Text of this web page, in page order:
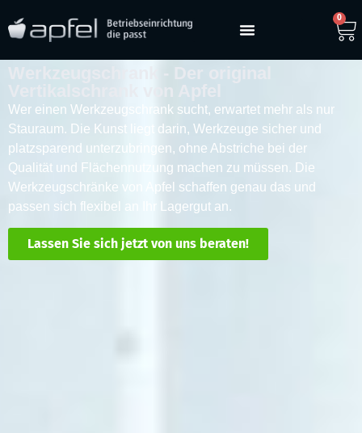
0
Wer einen Werkzeugschrank sucht, erwartet mehr als nur
Stauraum. Die Kunst liegt darin, Werkzeuge sicher und
platzsparend unterzubringen, ohne Abstriche bei der
Qualität und Flächennutzung machen zu müssen. Die
Werkzeugschränke von Apfel schaffen genau das und
passen sich flexibel an Ihr Lagergut an.
Lassen Sie sich jetzt von uns beraten!